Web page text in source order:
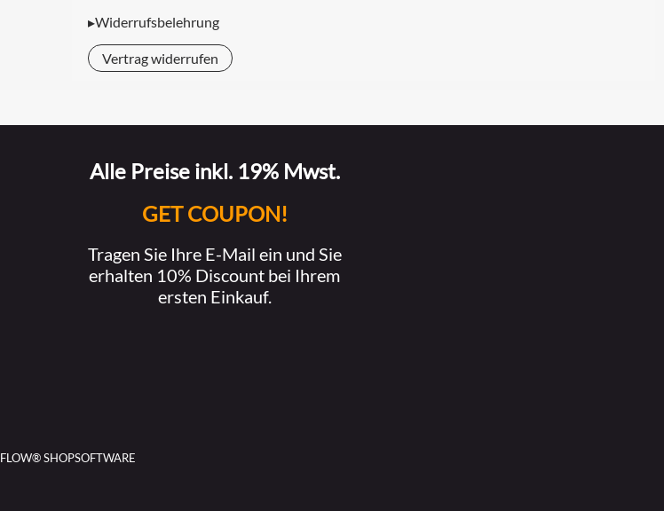
▸Widerrufsbelehrung
Vertrag widerrufen
Alle Preise inkl. 19% Mwst.
GET COUPON!
Tragen Sie Ihre E-Mail ein und Sie
erhalten 10% Discount bei Ihrem
ersten Einkauf.
FLOW® SHOPSOFTWARE